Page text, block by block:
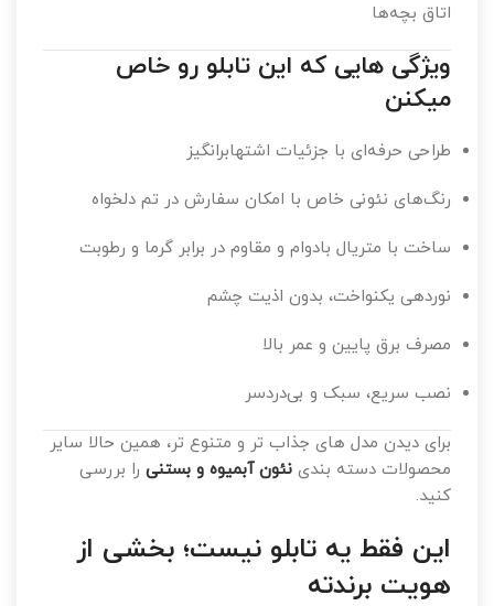
اتاق بچه‌ها
ویژگی هایی که این تابلو رو خاص
میکنن
طراحی حرفه‌ای با جزئیات اشتهابرانگیز
رنگ‌های نئونی خاص با امکان سفارش در تم دلخواه
ساخت با متریال بادوام و مقاوم در برابر گرما و رطوبت
نوردهی یکنواخت، بدون اذیت چشم
مصرف برق پایین و عمر بالا
نصب سریع، سبک و بی‌دردسر
برای دیدن مدل های جذاب تر و متنوع تر، همین حالا سایر
محصولات دسته بندی نئون آبمیوه و بستنی را بررسی
کنید.
این فقط یه تابلو نیست؛ بخشی از
هویت برندته